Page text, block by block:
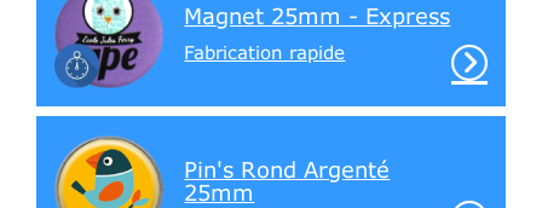
Magnet 25mm - Express
Fabrication rapide
Pin's Rond Argenté
25mm